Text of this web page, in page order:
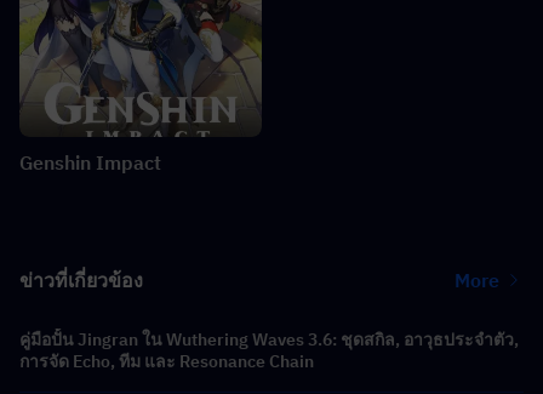
Genshin Impact
ข่าวที่เกี่ยวข้อง More
คู่มือปั้น Jingran ใน Wuthering Waves 3.6: ชุดสกิล, อาวุธประจำตัว,
การจัด Echo, ทีม และ Resonance Chain